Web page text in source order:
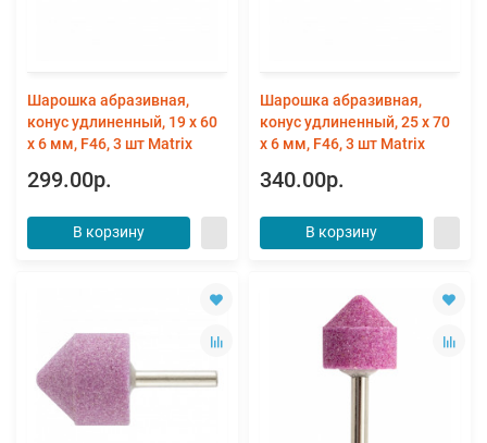
Шарошка абразивная,
конус удлиненный, 19 x 60
x 6 мм, F46, 3 шт Matrix
299.00р.
В корзину
Шарошка абразивная,
конус удлиненный, 25 х 70
x 6 мм, F46, 3 шт Matrix
340.00р.
В корзину